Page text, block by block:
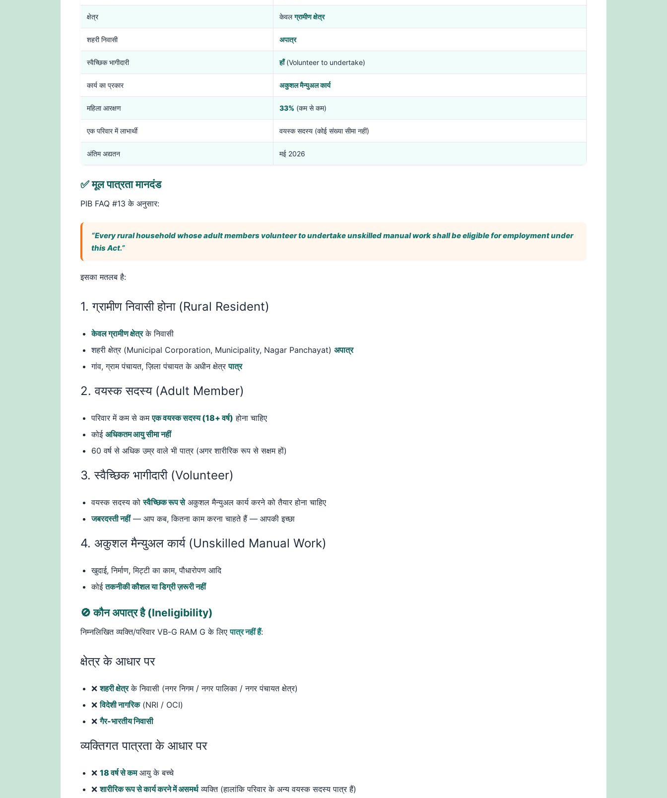
क्षेत्र केवलग्रामीण क्षेत्र
शहरी निवासी अपात्र
स्वैच्छिक भागीदारी हाँ(Volunteer to undertake)
कार्य का प्रकार अकुशल मैन्युअल कार्य
महिला आरक्षण 33% (कम से कम)
एक परिवार में लाभार्थी वयस्क सदस्य (कोई संख्या सीमा नहीं)
अंतिम अद्यतन मई 2026
✅ मूल पात्रता मानदंड
PIB FAQ #13 के अनुसार:
“Every rural household whose adult members volunteer to undertake unskilled manual work shall be eligible for employment under
this Act.”
इसका मतलब है:
1. ग्रामीण निवासी होना (Rural Resident)
केवल ग्रामीण क्षेत्रके निवासी
शहरी क्षेत्र (Municipal Corporation, Municipality, Nagar Panchayat) अपात्र
गांव, ग्राम पंचायत, ज़िला पंचायत के अधीन क्षेत्रपात्र
2. वयस्क सदस्य (Adult Member)
परिवार में कम से कमएक वयस्क सदस्य (18+ वर्ष) होना चाहिए
कोई अधिकतम आयु सीमा नहीं
60 वर्ष से अधिक उम्र वाले भी पात्र (अगर शारीरिक रूप से सक्षम हों)
3. स्वैच्छिक भागीदारी (Volunteer)
वयस्क सदस्य कोस्वैच्छिक रूप सेअकुशल मैन्युअल कार्य करने को तैयार होना चाहिए
जबरदस्ती नहीं— आप कब, कितना काम करना चाहते हैं — आपकी इच्छा
4. अकुशल मैन्युअल कार्य (Unskilled Manual Work)
खुदाई, निर्माण, मिट्टी का काम, पौधारोपण आदि
कोईतकनीकी कौशल या डिग्री ज़रूरी नहीं
🚫 कौन अपात्र है (Ineligibility)
निम्नलिखित व्यक्ति/परिवार VB-G RAM G के लिएपात्र नहीं हैं:
क्षेत्र के आधार पर
❌शहरी क्षेत्रके निवासी (नगर निगम / नगर पालिका / नगर पंचायत क्षेत्र)
❌विदेशी नागरिक(NRI / OCI)
❌गैर-भारतीय निवासी
व्यक्तिगत पात्रता के आधार पर
❌ 18 वर्ष से कमआयु के बच्चे
❌शारीरिक रूप से कार्य करने में असमर्थव्यक्ति (हालांकि परिवार के अन्य वयस्क सदस्य पात्र हैं)